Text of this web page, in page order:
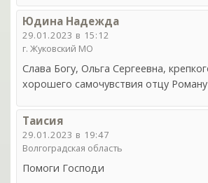
Юдина Надежда
29.01.2023 в 15:12
г. Жуковский МО
Слава Богу, Ольга Сергеевна,
хорошего самочувствия отцу
Таисия
29.01.2023 в 19:47
Волгоградская область
Помоги Господи